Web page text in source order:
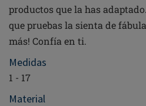
productos que la has
que pruebas la sienta de
más! Confía en ti.
Medidas
1 - 17
Material